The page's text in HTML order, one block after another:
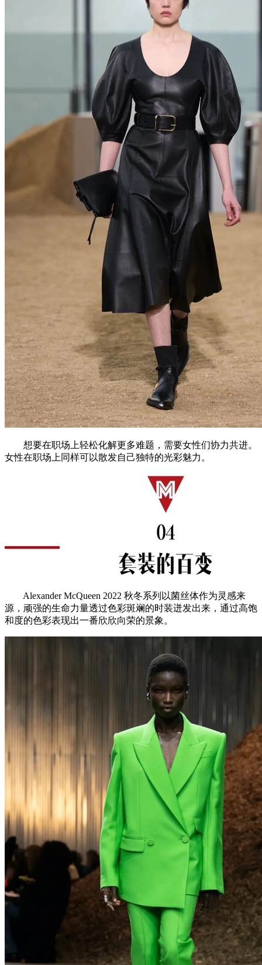
想要在职场上轻松化解更多难题，需要女性们协力共进。
女性在职场上同样可以散发自己独特的光彩魅力。
Alexander McQueen 2022 秋冬系列以菌丝体作为灵感来
源，顽强的生命力量透过色彩斑斓的时装迸发出来，通过高饱
和度的色彩表现出一番欣欣向荣的景象。